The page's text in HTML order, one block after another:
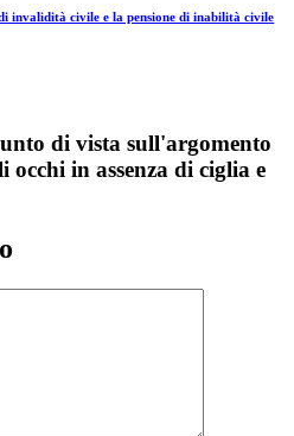
invalidità civile e la pensione di inabilità civile
di vista sull'argomento
in assenza di ciglia e